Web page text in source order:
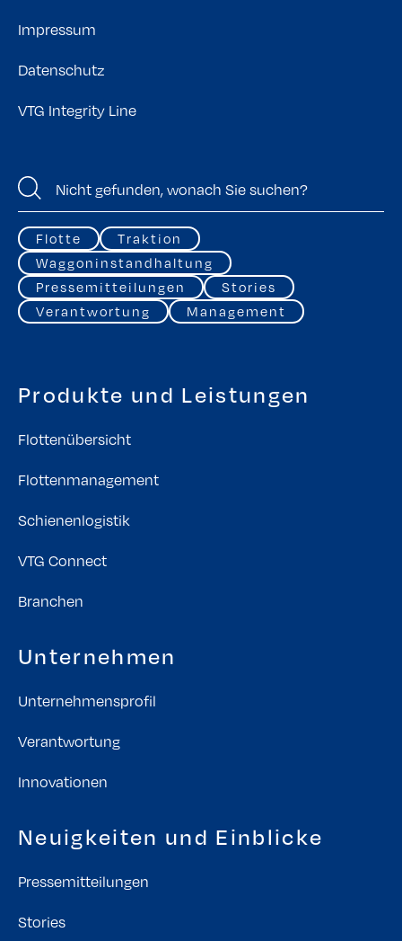
Impressum
Datenschutz
VTG Integrity Line
Flotte
Traktion
Waggoninstandhaltung
Pressemitteilungen
Stories
Verantwortung
Management
Produkte und Leistungen
Flottenübersicht
Flottenmanagement
Schienenlogistik
VTG Connect
Branchen
Unternehmen
Unternehmensprofil
Verantwortung
Innovationen
Neuigkeiten und Einblicke
Pressemitteilungen
Stories